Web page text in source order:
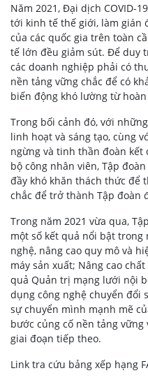
Năm 2021, Đại dịch COVID-
tới kinh tế thế giới, làm gián
của các quốc gia trên toàn
tế lớn đều giảm sút. Để duy
các doanh nghiệp phải có
nền tảng vững chắc để có
biến động khó lường từ
Trong bối cảnh đó, với
linh hoạt và sáng tạo, cùng
ngừng và tinh thần đoàn kết
bộ công nhân viên, Tập
đầy khó khăn thách thức để
chắc để trở thành Tập đoàn
Trong năm 2021 vừa qua,
một số kết quả nổi bật
nghệ, nâng cao quy mô và
máy sản xuất; Nâng cao
quả Quản trị mạng lưới nội
dụng công nghệ chuyển đổi
sự chuyển mình mạnh mẽ
bước củng cố nền tảng
giai đoạn tiếp theo.
Link tra cứu bảng xếp hạng